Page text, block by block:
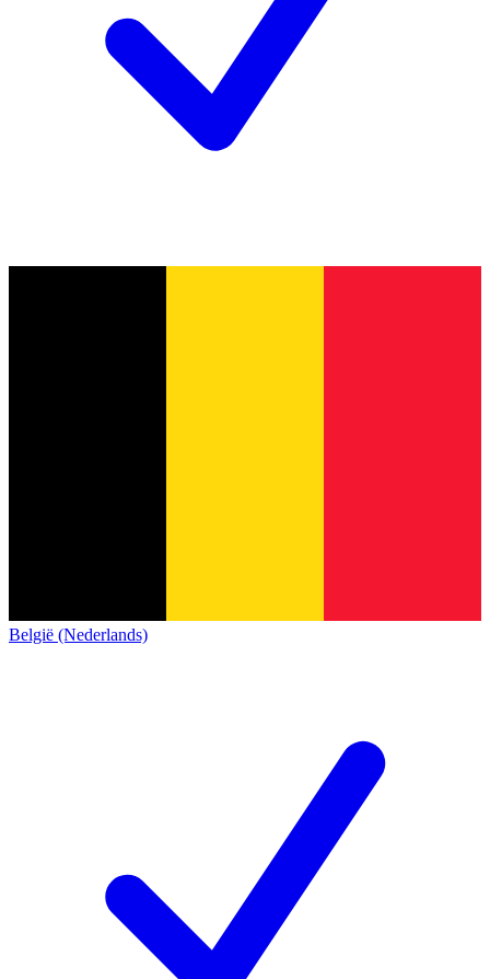
België (Nederlands)